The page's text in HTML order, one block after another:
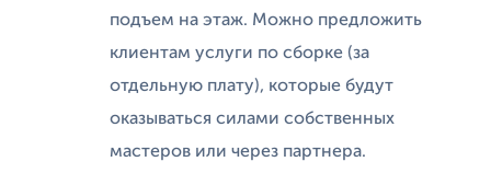
подъем на этаж. Можно предложить
клиентам услуги по сборке (за
отдельную плату), которые будут
оказываться силами собственных
мастеров или через партнера.